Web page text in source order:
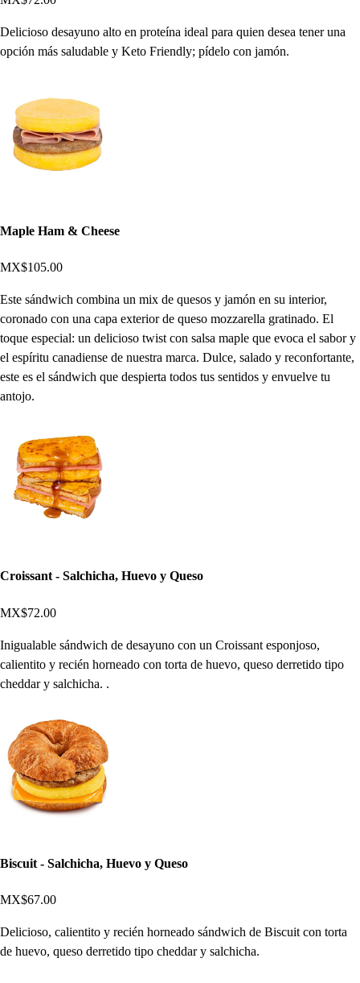
Delicioso desayuno alto en proteína ideal para quien desea tener una
opción más saludable y Keto Friendly; pídelo con jamón.
Maple Ham & Cheese
MX$105.00
Este sándwich combina un mix de quesos y jamón en su interior,
coronado con una capa exterior de queso mozzarella gratinado. El
toque especial: un delicioso twist con salsa maple que evoca el sabor y
el espíritu canadiense de nuestra marca. Dulce, salado y reconfortante,
este es el sándwich que despierta todos tus sentidos y envuelve tu
antojo.
Croissant - Salchicha, Huevo y Queso
MX$72.00
Inigualable sándwich de desayuno con un Croissant esponjoso,
calientito y recién horneado con torta de huevo, queso derretido tipo
cheddar y salchicha. .
Biscuit - Salchicha, Huevo y Queso
MX$67.00
Delicioso, calientito y recién horneado sándwich de Biscuit con torta
de huevo, queso derretido tipo cheddar y salchicha.